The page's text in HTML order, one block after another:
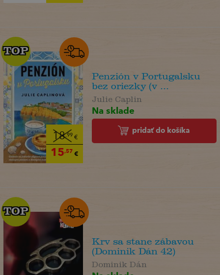
18,99 €
15,57 €
TOP
TOP
Penzión v Portugalsku
bez oriezky (v ...
Julie Caplin
Na sklade
pridať do košíka
TOP
TOP
Krv sa stane zábavou
(Dominik Dán 42)
Dominik Dán